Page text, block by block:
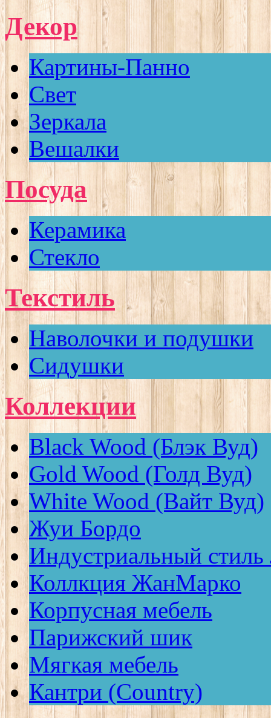
Декор
Картины-Панно
Свет
Зеркала
Вешалки
Посуда
Керамика
Стекло
Текстиль
Наволочки и подушки
Сидушки
Коллекции
Black Wood (Блэк Вуд)
Gold Wood (Голд Вуд)
White Wood (Вайт Вуд)
Жуи Бордо
Индустриальный
Коллкция ЖанМарко
Корпусная мебель
Парижский шик
Мягкая мебель
Кантри (Country)